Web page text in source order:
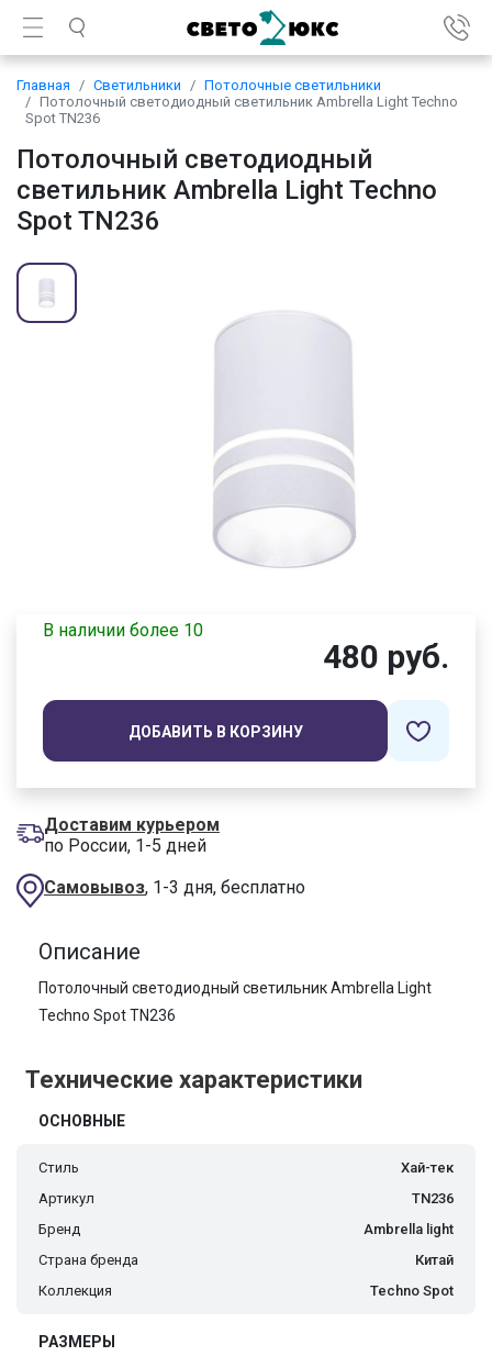
Главная Светильники
Потолочные светильники
Потолочный светодиодный светильник Ambrella Light Techno
Spot TN236
Потолочный светодиодный
светильник Ambrella Light Techno
Spot TN236
В наличии более 10
480 руб.
ДОБАВИТЬ В КОРЗИНУ
Доставим курьером
по России, 1-5 дней
Самовывоз, 1-3 дня, бесплатно
Описание
Потолочный светодиодный светильник Ambrella Light
Techno Spot TN236
Технические характеристики
ОСНОВНЫЕ
Стиль
Хай-тек
Артикул
TN236
Бренд
Ambrella light
Страна бренда
Китай
Коллекция
Techno Spot
РАЗМЕРЫ